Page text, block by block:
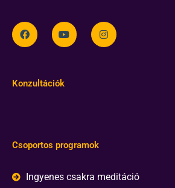
Konzultációk
Csoportos programok
Ingyenes csakra meditáció